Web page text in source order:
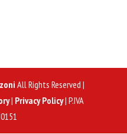
All Rights Reserved |
| Privacy Policy| P.IVA